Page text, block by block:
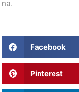
na.
Facebook
Pinterest